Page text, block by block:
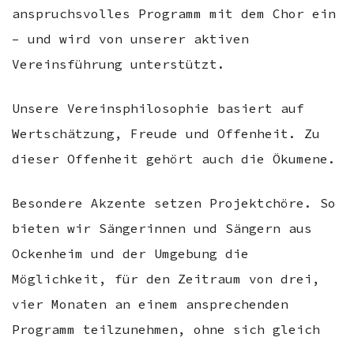
anspruchsvolles Programm mit dem Chor ein
– und wird von unserer aktiven
Vereinsführung unterstützt.
Unsere Vereinsphilosophie basiert auf
Wertschätzung, Freude und Offenheit. Zu
dieser Offenheit gehört auch die Ökumene.
Besondere Akzente setzen Projektchöre. So
bieten wir Sängerinnen und Sängern aus
Ockenheim und der Umgebung die
Möglichkeit, für den Zeitraum von drei,
vier Monaten an einem ansprechenden
Programm teilzunehmen, ohne sich gleich